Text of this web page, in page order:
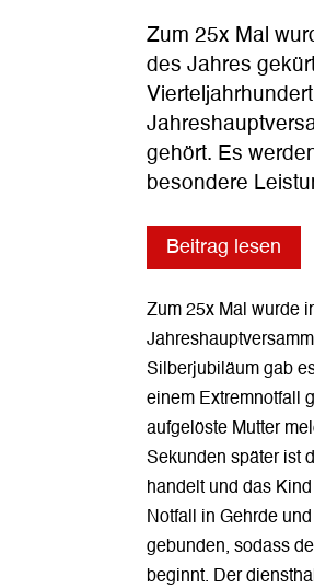
Zum 25x Mal
des Jahres
gehört. Es
besondere
Beitrag lesen
Zum 25x Mal wurde
Silberjubiläum gab
einem Extremnotfall
aufgelöste Mutter
Sekunden später ist
handelt und das
Notfall in Gehrde
gebunden, sodass
beginnt. Der